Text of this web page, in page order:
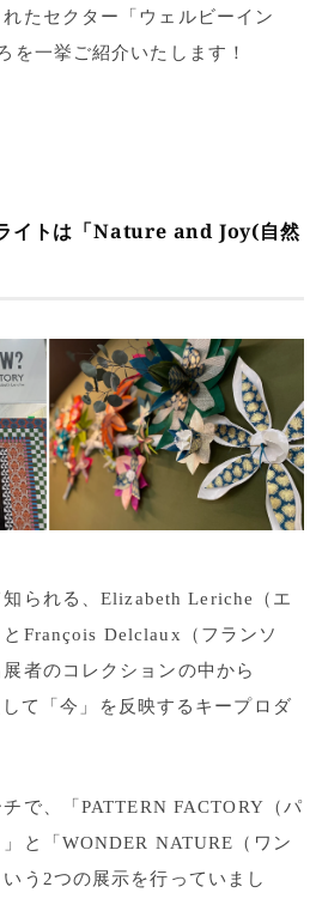
たセクター「ウェルビーイン
を一挙ご紹介いたします！
イトは「Nature and Joy(自然
知られる、Elizabeth Leriche（ エ
とFrançois Delclaux（フランソ
者のコレクションの中から
して「今」を反映するキープロダ
で、「PATTERN FACTORY（パ
と「WONDER NATURE（ワン
う2つの展示を行っていまし